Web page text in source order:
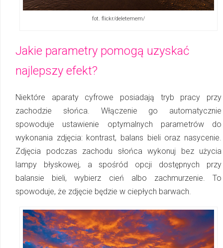
fot. flickr/deletemem/
Jakie parametry pomogą uzyskać
najlepszy efekt?
Niektóre aparaty cyfrowe posiadają tryb pracy przy
zachodzie słońca. Włączenie go automatycznie
spowoduje ustawienie optymalnych parametrów do
wykonania zdjęcia: kontrast, balans bieli oraz nasycenie.
Zdjęcia podczas zachodu słońca wykonuj bez użycia
lampy błyskowej, a spośród opcji dostępnych przy
balansie bieli, wybierz cień albo zachmurzenie. To
spowoduje, że zdjęcie będzie w ciepłych barwach.